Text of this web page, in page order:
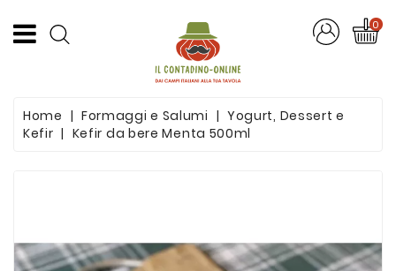
Frutta
0
Home Formaggi e Salumi
Yogurt, Dessert e
Kefir
Kefir da bere Menta 500ml